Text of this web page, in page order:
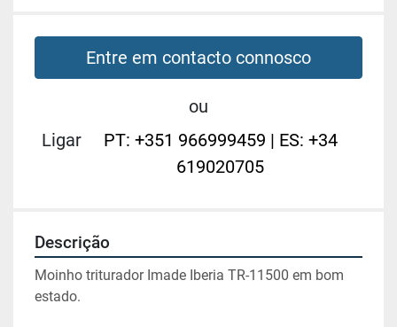
Entre em contacto connosco
ou
Ligar
PT: +351 966999459 | ES: +34
619020705
Descrição
Moinho triturador Imade Iberia TR-11500 em bom
estado.